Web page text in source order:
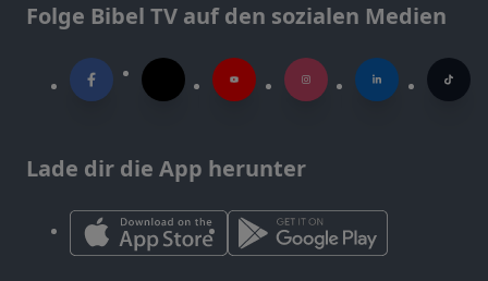
Folge Bibel TV auf den sozialen Medien
Lade dir die App herunter